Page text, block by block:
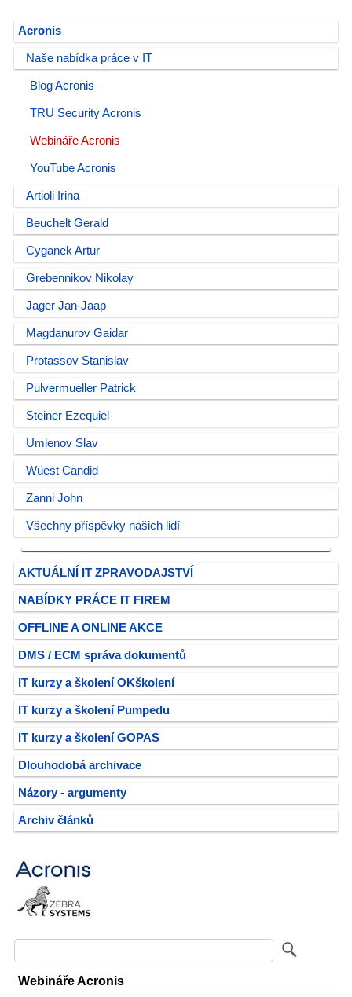
Acronis
Naše nabídka práce v IT
Blog Acronis
TRU Security Acronis
Webináře Acronis
YouTube Acronis
Artioli Irina
Beuchelt Gerald
Cyganek Artur
Grebennikov Nikolay
Jager Jan-Jaap
Magdanurov Gaidar
Protassov Stanislav
Pulvermueller Patrick
Steiner Ezequiel
Umlenov Slav
Wüest Candid
Zanni John
Všechny příspěvky našich lidí
AKTUÁLNÍ IT ZPRAVODAJSTVÍ
NABÍDKY PRÁCE IT FIREM
OFFLINE A ONLINE AKCE
DMS / ECM správa dokumentů
IT kurzy a školení OKškolení
IT kurzy a školení Pumpedu
IT kurzy a školení GOPAS
Dlouhodobá archivace
Názory - argumenty
Archiv článků
Webináře Acronis